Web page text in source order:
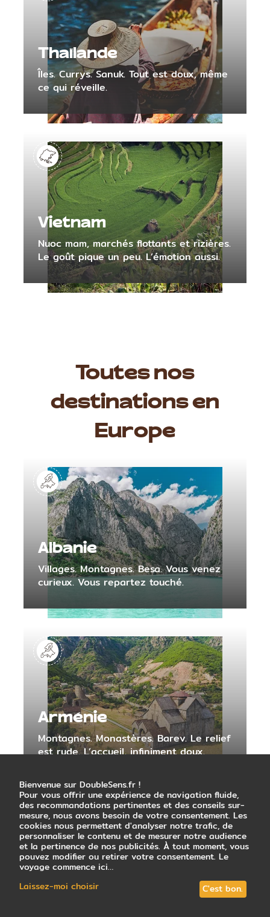
Thaïlande
Îles. Currys. Sanuk. Tout est doux, même
ce qui réveille.
Vietnam
Nuoc mam, marchés flottants et rizières.
Le goût pique un peu. L’émotion aussi.
Toutes nos
destinations en
Europe
Albanie
Villages. Montagnes. Besa. Vous venez
curieux. Vous repartez touché.
Arménie
Montagnes. Monastères. Barev. Le relief
est rude. L’accueil, infiniment doux.
Açores
Bienvenue sur DoubleSens.fr !
Pour vous offrir une expérience de navigation fluide,
des recommandations pertinentes et des conseils sur-
mesure, nous avons besoin de votre consentement. Les
cookies nous permettent d'analyser notre trafic, de
personnaliser le contenu et de mesurer notre audience
et la pertinence de nos publicités. À tout moment, vous
pouvez modifier ou retirer votre consentement. Le
voyage commence ici…
Laissez-moi choisir
C'est bon.